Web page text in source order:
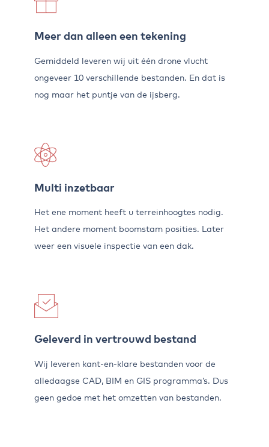
Meer dan alleen een tekening
Gemiddeld leveren wij uit één drone vlucht
ongeveer 10 verschillende bestanden. En dat is
nog maar het puntje van de ijsberg.
Multi inzetbaar
Het ene moment heeft u terreinhoogtes nodig.
Het andere moment boomstam posities. Later
weer een visuele inspectie van een dak.
Geleverd in vertrouwd bestand
Wij leveren kant-en-klare bestanden voor de
alledaagse CAD, BIM en GIS programma’s. Dus
geen gedoe met het omzetten van bestanden.